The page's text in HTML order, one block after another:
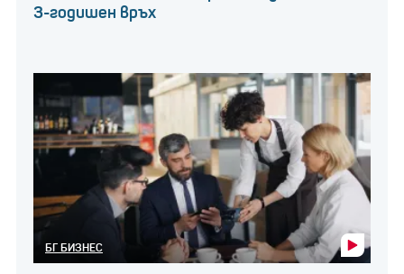
на САЩ, Европейската централна банка и
изявления, за да успокоят пазарите, които
бяха поразени от банкова криза, която започна с
колапса на две регионални американски банки по-
рано този месец.
ЕЦБ отново повиши
лихвите
3-годишен връх
БГ БИЗНЕС